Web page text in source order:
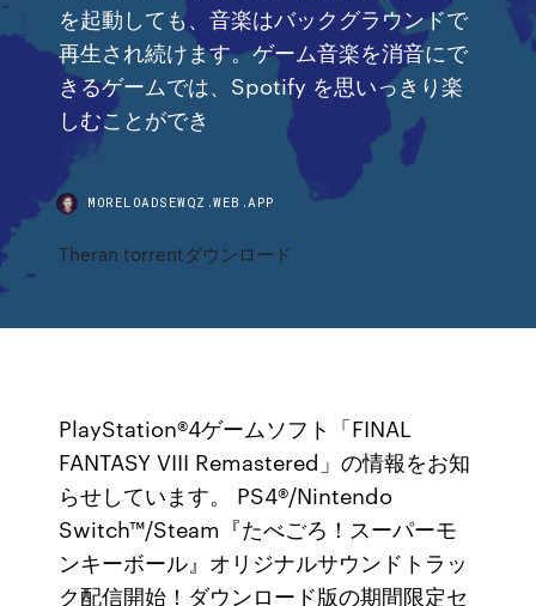
を起動しても、音楽はバックグラウンドで
再生され続けます。ゲーム音楽を消音にで
きるゲームでは、Spotify を思いっきり楽
しむことができ
MORELOADSEWQZ.WEB.APP
Theran torrentダウンロード
PlayStation®4ゲームソフト「FINAL
FANTASY VIII Remastered」の情報をお知
らせしています。 PS4®/Nintendo
Switch™/Steam『たべごろ！スーパーモ
ンキーボール』オリジナルサウンドトラッ
ク配信開始！ダウンロード版の期間限定セ